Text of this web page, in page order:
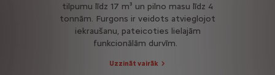
tilpumu līdz 17 m³ un pilno masu līdz 4
tonnām. Furgons ir veidots atvieglojot
iekraušanu, pateicoties lielajām
funkcionālām durvīm.
Uzzināt vairāk